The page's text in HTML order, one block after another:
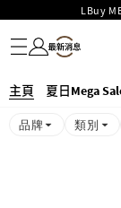
LBuy
Goyard
LBuy呈獻 -
MOKO 1樓175
名牌服飾
潮流服飾
童裝
護膚美妝
香水香薰
個人護理
母嬰護理
遊戲及精品玩
文儀用品
家居生活
電子產品
美食
醫藥保健
運動與戶外用
主頁 夏日Mega
品牌 類別